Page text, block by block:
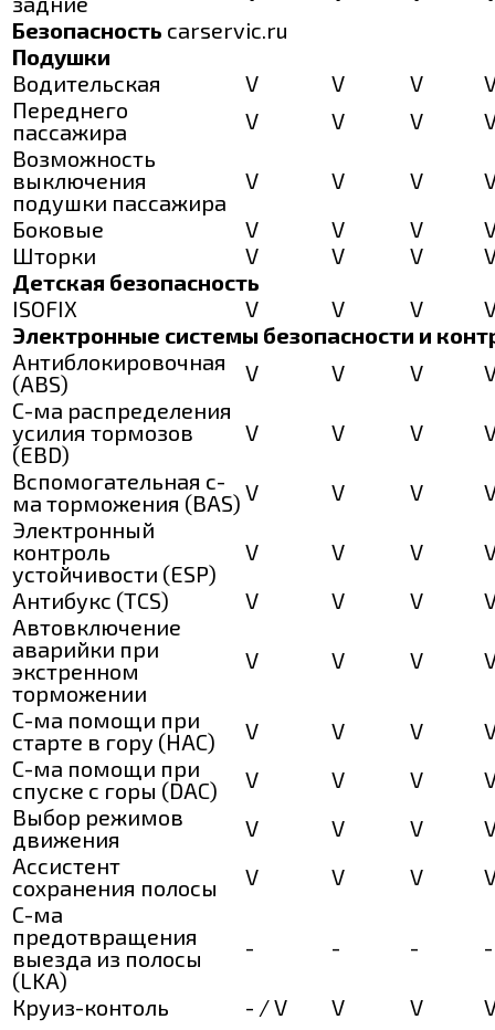
Безопасность carservic.ru
Подушки
Водительская
V V V
Переднего
пассажира
V V V
Возможность
выключения
подушки пассажира
V V V
Боковые
V V V
Шторки
V V V
Детская безопасность
ISOFIX
V V V
Электронные системы безопасности и
Антиблокировочная
(ABS)
V V V
С-ма распределения
усилия тормозов
(EBD)
V V V
Вспомогательная с-
ма торможения (BАS) V V V
Электронный
контроль
устойчивости (ESP)
V V V
Антибукс (TCS)
V V V
Автовключение
аварийки при
экстренном
торможении
V V V
С-ма помощи при
старте в гору (HAC)
V V V
C-ма помощи при
спуске с горы (DAC)
V V V
Выбор режимов
движения
V V V
Ассистент
сохранения полосы
V V V
С-ма
предотвращения
выезда из полосы
(LKА)
- - - -
Круиз-контоль - / V V V